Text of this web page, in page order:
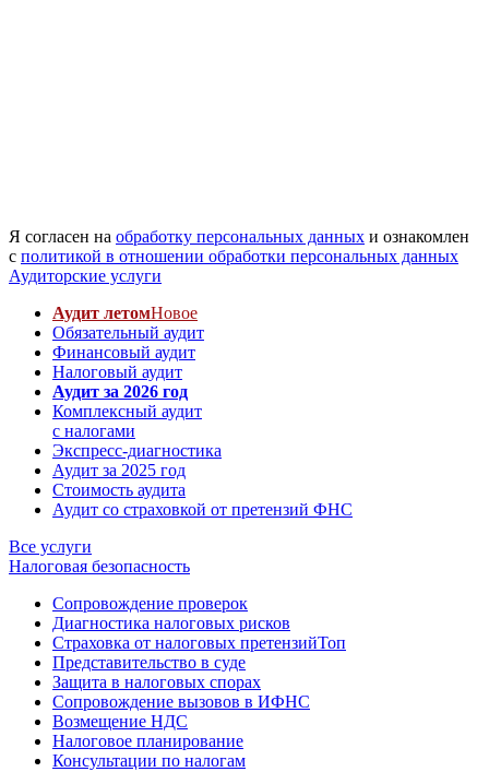
Я согласен на обработку персональных данных и ознакомлен
с политикой в отношении обработки персональных данных
Аудиторские услуги
Аудит летомНовое
Обязательный аудит
Финансовый аудит
Налоговый аудит
Аудит за 2026 год
Комплексный аудит
с налогами
Экспресс-диагностика
Аудит за 2025 год
Стоимость аудита
Аудит со страховкой от претензий ФНС
Все услуги
Налоговая безопасность
Сопровождение проверок
Диагностика налоговых рисков
Страховка от налоговых претензийТоп
Представительство в суде
Защита в налоговых спорах
Сопровождение вызовов в ИФНС
Возмещение НДС
Налоговое планирование
Консультации по налогам